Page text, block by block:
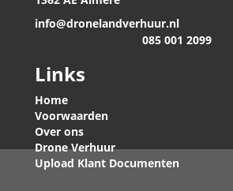
info@dronelandverhuur.nl
085 001 2099
Links
Home
Voorwaarden
Over ons
Drone Verhuur
Upload Klant Documenten